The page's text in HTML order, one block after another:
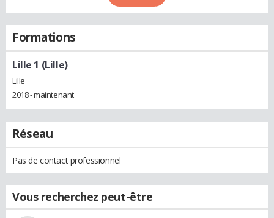
Formations
Lille 1 (Lille)
Lille
2018 - maintenant
Réseau
Pas de contact professionnel
Vous recherchez peut-être